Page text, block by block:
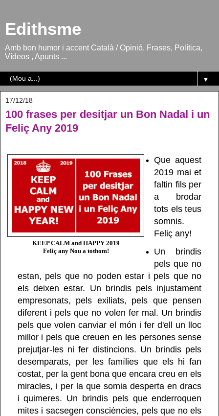
Edithsme
Amb bon humor i accent Català / Opinió, Frases, Política,
Vídeos , Apunts ...
▼
17/12/18
100 frases per desitjar un Bon Nadal i un
Feliç Any 2019
KEEP CALM and HAPPY 2019
Feliç any Nou a tothom!
Que aquest
2019 mai et
faltin fils per
a brodar
tots els teus
somnis.
Feliç any!
Un brindis
pels que no
estan, pels que no poden estar i pels que no
els deixen estar. Un brindis pels injustament
empresonats, pels exiliats, pels que pensen
diferent i pels que no volen fer mal. Un brindis
pels que volen canviar el món i fer d'ell un lloc
millor i pels que creuen en les persones sense
prejutjar-les ni fer distincions. Un brindis pels
desemparats, per les famílies que els hi fan
costat, per la gent bona que encara creu en els
miracles, i per la que somia desperta en dracs
i quimeres. Un brindis pels que enderroquen
mites i sacsegen consciències, pels que no els